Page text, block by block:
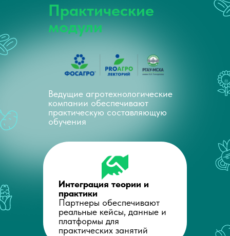
Ведущие агротехнологические
компании обеспечивают
практическую составляющую
обучения
Интеграция теории и
практики
Партнеры обеспечивают
реальные кейсы, данные и
платформы для
практических занятий
Практические
модули